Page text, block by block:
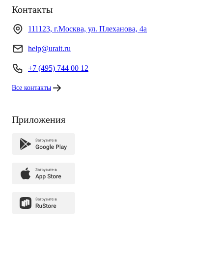
Контакты
111123, г.Москва, ул. Плеханова, 4а
help@urait.ru
+7 (495) 744 00 12
Все контакты
Приложения